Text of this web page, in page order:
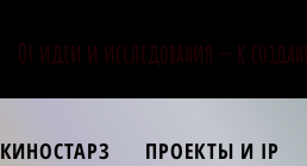
От идеи и исследования — к
КИНОСТАРЗ ПРОЕКТЫ И IP